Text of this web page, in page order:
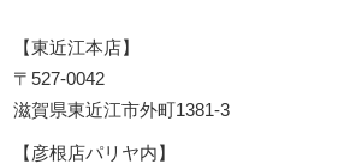
【東近江本店】
〒527-0042
滋賀県東近江市外町1381-3
【彦根店パリヤ内】